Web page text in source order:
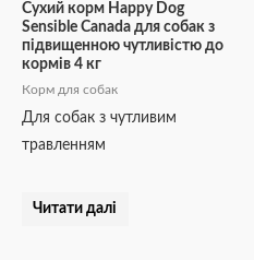
Сухий корм Happy Dog
Sensible Canada для собак з
підвищенною чутливістю до
кормів 4 кг
Корм для собак
Для собак з чутливим
травленням
Читати далі